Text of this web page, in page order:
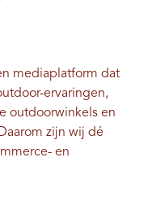
mediaplatform dat
ervaringen,
outdoorwinkels en
zijn wij dé
en